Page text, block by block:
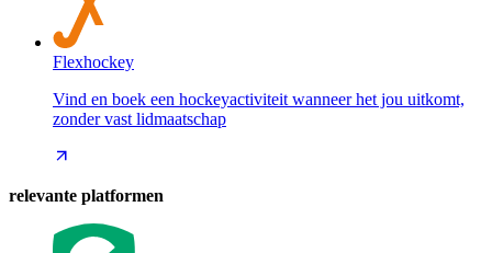
Flexhockey
Vind en boek een hockeyactiviteit wanneer het jou uitkomt,
zonder vast lidmaatschap
relevante platformen